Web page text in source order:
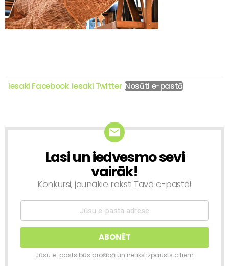
Iesaki Facebook Iesaki Twitter Nosūti e-pastā
NEWSLETTER
Lasi un iedvesmo sevi
vairāk!
Konkursi, jaunākie raksti Tavā e-pastā!
Jūsu e-pasts būs drošībā un netiks izpausts citiem